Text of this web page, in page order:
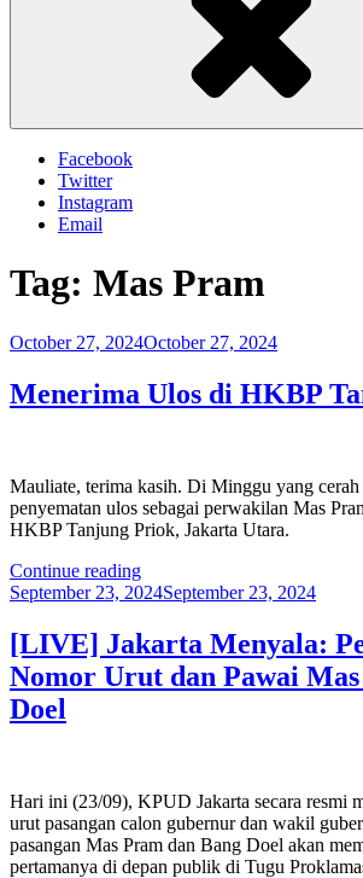
Facebook
Twitter
Instagram
Email
Tag: Mas Pram
Posted
October 27, 2024October 27, 2024
Menerima Ulos di HKBP
Mauliate, terima kasih. Di Minggu yang
penyematan ulos sebagai perwakilan Mas
HKBP Tanjung Priok, Jakarta Utara.
Continue reading“Menerima
Ulos
HKBP
Tanjung
Priok”
Posted
September 23, 2024September 23, 2024
[LIVE] Jakarta Menyala:
Nomor Urut dan Pawai
Doel
Hari ini (23/09), KPUD Jakarta secara resmi
urut pasangan calon gubernur dan wakil
pasangan Mas Pram dan Bang Doel akan
pertamanya di depan publik di Tugu